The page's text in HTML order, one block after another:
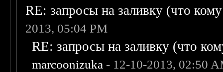
RE: запросы на заливку (что
2013, 05:04 PM
RE: запросы на заливку (что
marcoonizuka - 12-10-2013, 02:50